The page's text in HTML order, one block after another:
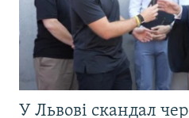
У Львові скандал